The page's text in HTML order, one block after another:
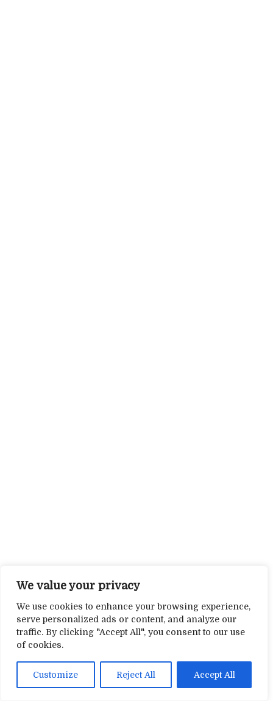
We value your privacy
We use cookies to enhance your browsing experience,
serve personalized ads or content, and analyze our
traffic. By clicking "Accept All", you consent to our use
of cookies.
Customize Reject All Accept All